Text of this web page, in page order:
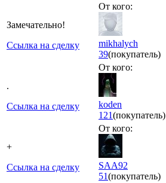
Замечательно!
Ссылка на сделку
От кого:
mikhalych
39(покупатель)
.
Ссылка на сделку
От кого:
koden
121(покупатель)
+
Ссылка на сделку
От кого:
SAA92
51(покупатель)